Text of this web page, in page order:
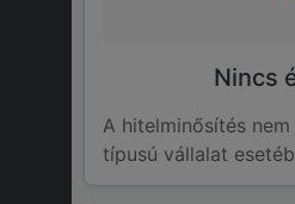
Nincs
A hitelminősítés
típusú vállalat